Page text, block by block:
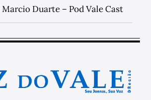
Duarte – Pod Vale Cast